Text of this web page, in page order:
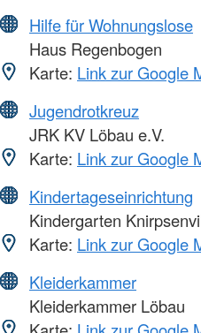
Hilfe für Wohnungslose
Haus Regenbogen
Karte: Link zur Google
Jugendrotkreuz
JRK KV Löbau e.V.
Karte: Link zur Google
Kindertageseinrichtung
Kindergarten
Karte: Link zur Google
Kleiderkammer
Kleiderkammer Löbau